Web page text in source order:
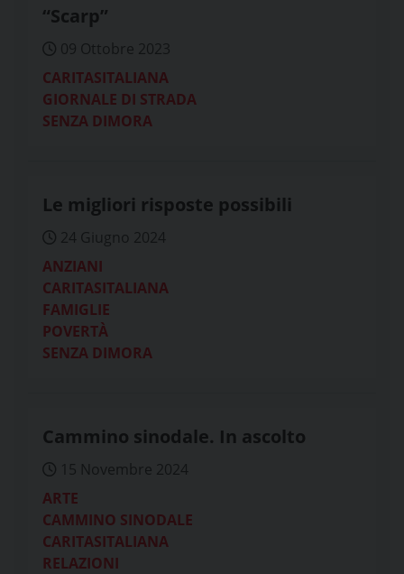
“Scarp”
09 Ottobre 2023
CARITASITALIANA
GIORNALE DI STRADA
SENZA DIMORA
Le migliori risposte possibili
24 Giugno 2024
ANZIANI
CARITASITALIANA
FAMIGLIE
POVERTÀ
SENZA DIMORA
Cammino sinodale. In ascolto
15 Novembre 2024
ARTE
CAMMINO SINODALE
CARITASITALIANA
RELAZIONI